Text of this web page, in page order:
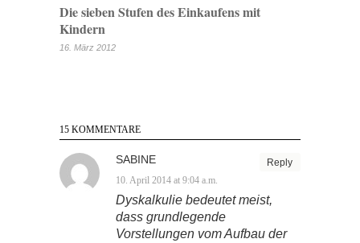
Die sieben Stufen des Einkaufens mit
Kindern
16. März 2012
15 KOMMENTARE
Reply
SABINE
10. April 2014 at 9:04 a.m.
Dyskalkulie bedeutet meist,
dass grundlegende
Vorstellungen vom Aufbau der